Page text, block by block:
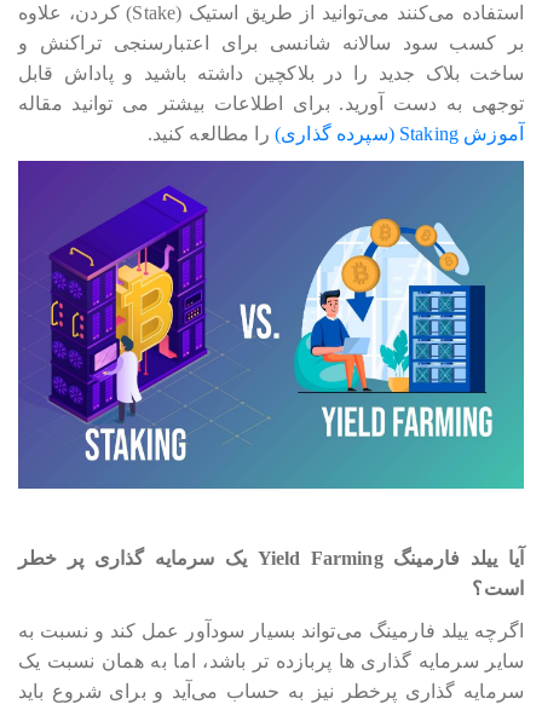
استفاده می‎‎‎‎‎‎‎کنند می‎‎‎‎‎توانید از طریق استیک (Stake) کردن، علاوه
بر کسب سود سالانه شانسی برای اعتبارسنجی تراکنش و
ساخت بلاک جدید را در بلاکچین داشته باشید و پاداش قابل
توجهی به دست آورید. برای اطلاعات بیشتر می توانید مقاله
آموزش Staking (سپرده گذاری)
را مطالعه کنید.
آیا ییلد فارمینگ Yield Farming یک سرمایه گذاری پر خطر
است؟
اگرچه ییلد فارمینگ می‎‎‎‎‎‎‎‎تواند بسیار سودآور عمل کند و نسبت به
سایر سرمایه گذاری ها پربازده تر باشد، اما به همان نسبت یک
سرمایه گذاری پرخطر نیز به حساب می‎‎‎‎‎آید و برای شروع باید